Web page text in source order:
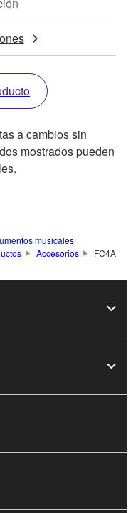
a cambios sin
mostrados pueden
musicales
Accesorios FC4A